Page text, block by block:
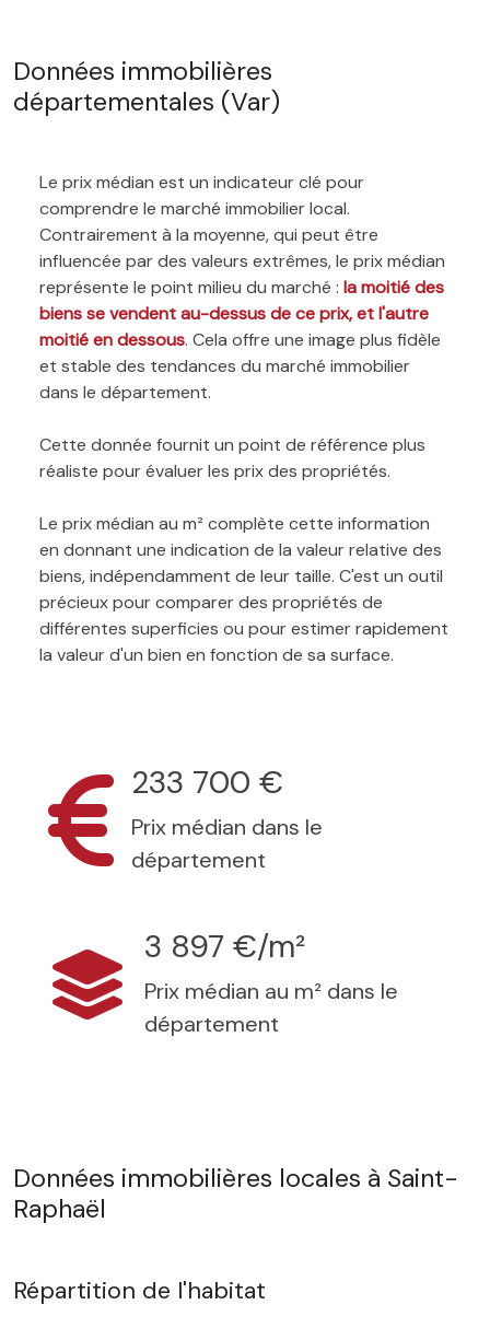
Données immobilières
départementales (Var)
Le prix médian est un indicateur clé pour
comprendre le marché immobilier local.
Contrairement à la moyenne, qui peut être
influencée par des valeurs extrêmes, le prix médian
représente le point milieu du marché : la moitié des
biens se vendent au-dessus de ce prix, et l'autre
moitié en dessous. Cela offre une image plus fidèle
et stable des tendances du marché immobilier
dans le département.
Cette donnée fournit un point de référence plus
réaliste pour évaluer les prix des propriétés.
Le prix médian au m² complète cette information
en donnant une indication de la valeur relative des
biens, indépendamment de leur taille. C'est un outil
précieux pour comparer des propriétés de
différentes superficies ou pour estimer rapidement
la valeur d'un bien en fonction de sa surface.
233 700 €
Prix médian dans le
département
3 897 €/m²
Prix médian au m² dans le
département
Données immobilières locales à Saint-
Raphaël
Répartition de l'habitat